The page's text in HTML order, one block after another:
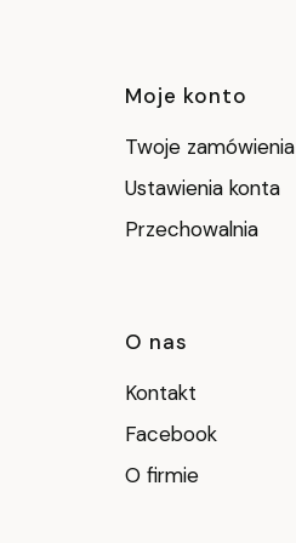
Moje konto
Twoje zamówienia
Ustawienia konta
Przechowalnia
O nas
Kontakt
Facebook
O firmie